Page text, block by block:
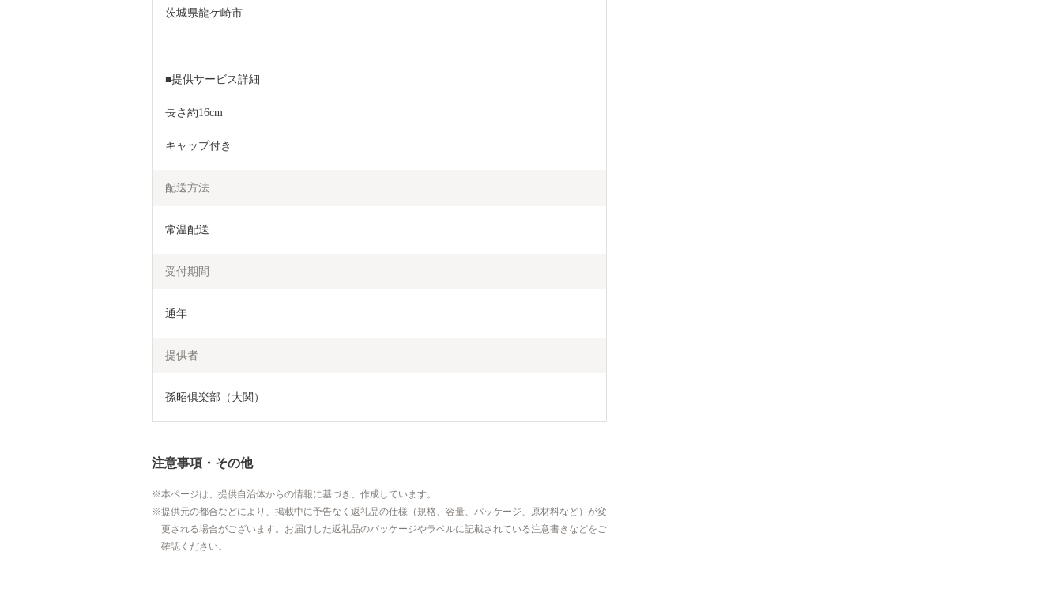
茨城県龍ケ崎市
■提供サービス詳細
長さ約16cm
キャップ付き
配送方法
常温配送
受付期間
通年
提供者
孫昭倶楽部（大関）
注意事項・その他
本ページは、提供自治体からの情報に基づき、作成しています。
提供元の都合などにより、掲載中に予告なく返礼品の仕様（規格、容量、パッケージ、原材料など）が変
更される場合がございます。お届けした返礼品のパッケージやラベルに記載されている注意書きなどをご
確認ください。